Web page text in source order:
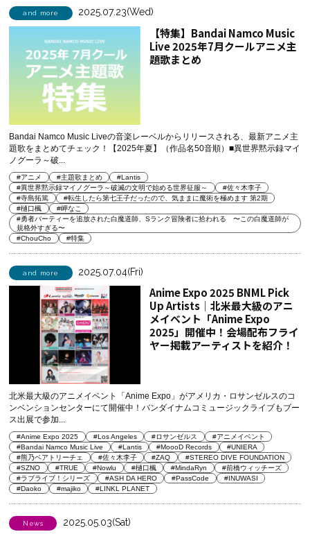
and more 2025.07.23(Wed)
【特集】Bandai Namco Music
Live 2025年7月クールアニメ主
題歌まとめ
Bandai Namco Music Liveの音楽レーベルからリリースされる、最新アニメ主
題歌をまとめてチェック！【2025年夏】（作品名50音順）■異世界黙示録マイ
ノグーラ～破...
#アニメ #主題歌まとめ
#Lantis
#異世界黙示録マイノグーラ～破滅の文明で始める世界征服～
#佐々木李子
#寺島拓篤
#転生したら第七王子だったので、気ままに魔術を極めます 第2期
#樋口楓
#岬なこ
#勇者パーティーを追放された白魔道師、Sランク冒険者に拾われる 〜この白魔道師が
規格外すぎる〜
#ChouCho
#特集
and more 2025.07.04(Fri)
Anime Expo 2025 BNML Pick
Up Artists│北米最大級のアニ
メイベント「Anime Expo
2025」開催中！会場配布フライ
ヤー掲載アーティストを紹介！
北米最大級のアニメイベント「Anime Expo」がアメリカ・ロサンゼルスのコ
ンベンションセンターにて開催中！バンダイナムコミュージックライブもブー
ス出展で参加...
#Anime Expo 2025 #Los Angeles #ロサンゼルス
#アニメイベント
#Bandai Namco Music Live
#Lantis #MoooD Records
#UNIERA
#熊乃ベアトリーチェ
#佐々木李子 #ZAQ
#STEREO DIVE FOUNDATION
#SZNO
#TRUE #Nowlu #樋口楓 #MindaRyn
#前橋ウィッチーズ
#ラブライブ！シリーズ
#ASH DA HERO #PassCode
#INUWASI
#Daoko
#majiko #LINKL PLANET
News 2025.05.03(Sat)